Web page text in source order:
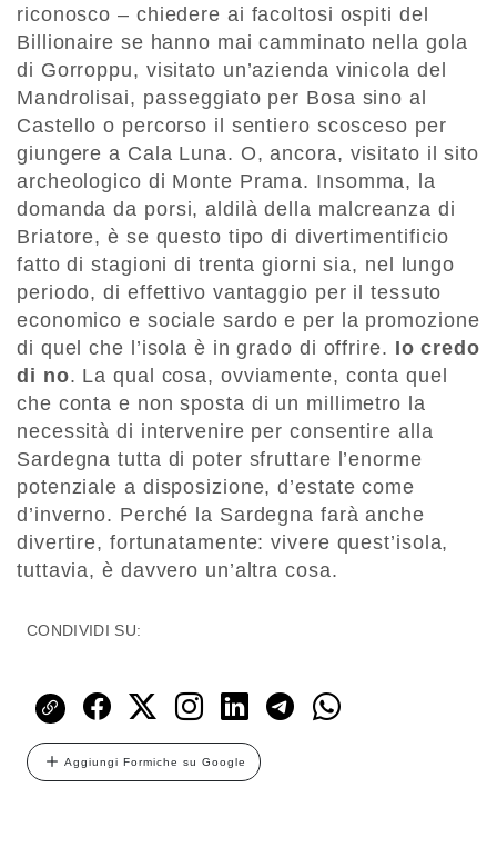
riconosco – chiedere ai facoltosi ospiti del
Billionaire se hanno mai camminato nella gola
di Gorroppu, visitato un’azienda vinicola del
Mandrolisai, passeggiato per Bosa sino al
Castello o percorso il sentiero scosceso per
giungere a Cala Luna. O, ancora, visitato il sito
archeologico di Monte Prama. Insomma, la
domanda da porsi, aldilà della malcreanza di
Briatore, è se questo tipo di divertimentificio
fatto di stagioni di trenta giorni sia, nel lungo
periodo, di effettivo vantaggio per il tessuto
economico e sociale sardo e per la promozione
di quel che l’isola è in grado di offrire. Io credo
di no. La qual cosa, ovviamente, conta quel
che conta e non sposta di un millimetro la
necessità di intervenire per consentire alla
Sardegna tutta di poter sfruttare l’enorme
potenziale a disposizione, d’estate come
d’inverno. Perché la Sardegna farà anche
divertire, fortunatamente: vivere quest’isola,
tuttavia, è davvero un’altra cosa.
CONDIVIDI SU:
Aggiungi Formiche su Google